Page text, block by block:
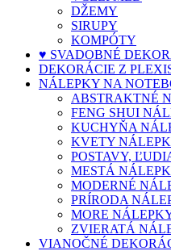
DŽEMY
SIRUPY
KOMPÓTY
♥ SVADOBNÉ
DEKORÁCIE Z
NÁLEPKY NA
ABSTRAKTNÉ
FENG SHUI
KUCHYŇA
KVETY
POSTAVY,
MESTÁ
MODERNÉ
PRÍRODA
MORE
ZVIERATÁ
VIANOČNÉ